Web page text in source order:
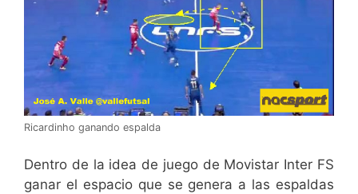
Ricardinho ganando espalda
Dentro de la idea de juego de Movistar Inter FS
ganar el espacio que se genera a las espaldas